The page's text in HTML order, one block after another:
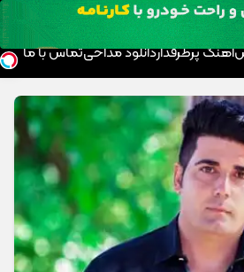
آهنگ پرطرفداردانلود مداحیتماس با ما